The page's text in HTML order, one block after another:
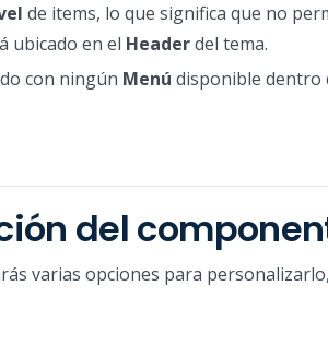
de items, lo que significa que no
ubicado en el Headerdel tema.
con ningún Menú disponible dentro
del
varias opciones para